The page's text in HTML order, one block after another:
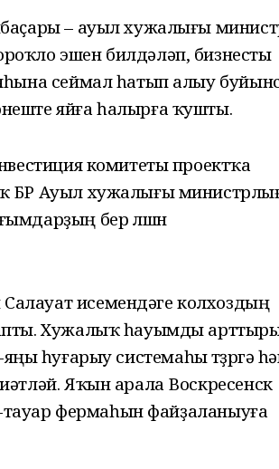
– ауыл хужалығы
эшен билдәләп, бизнесты
сеймал һатып алыу
яйға һалырға ҡушты.
комитеты проектҡа
БР Ауыл хужалығы
бер өлөшөн
исемендәге колхоздың
Хужалыҡ һауымды
яңы һуғарыу системаһы төҙөргә
Яҡын арала Воскресенск
тауар фермаһын файҙаланыуға